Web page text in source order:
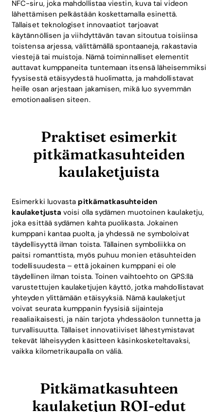
Blog
Download
NFC-siru, joka mahdollistaa viestin, kuva tai videon
lähettämisen pelkästään koskettamalla esinettä.
Tällaiset teknologiset innovaatiot tarjoavat
käytännöllisen ja viihdyttävän tavan sitoutua toisiinsa
toistensa arjessa, välittämällä spontaaneja, rakastavia
viestejä tai muistoja. Nämä toiminnalliset elementit
auttavat kumppaneita tuntemaan itsensä läheisemmiksi
fyysisestä etäisyydestä huolimatta, ja mahdollistavat
heille osan arjestaan jakamisen, mikä luo syvemmän
emotionaalisen siteen.
Praktiset esimerkit
pitkämatkasuhteiden
kaulaketjuista
Esimerkki luovasta pitkämatkasuhteiden
kaulaketjusta voisi olla sydämen muotoinen kaulaketju,
joka esittää sydämen kahta puolikasta. Jokainen
kumppani kantaa puolta, ja yhdessä ne symboloivat
täydellisyyttä ilman toista. Tällainen symboliikka on
paitsi romanttista, myös puhuu monien etäsuhteiden
todellisuudesta – että jokainen kumppani ei ole
täydellinen ilman toista. Toinen vaihtoehto on GPS:llä
varustettujen kaulaketjujen käyttö, jotka mahdollistavat
yhteyden ylittämään etäisyyksiä. Nämä kaulaketjut
voivat seurata kumppanin fyysisiä sijainteja
reaaliaikaisesti, ja näin tarjota yhdessäolon tunnetta ja
turvallisuutta. Tällaiset innovatiiviset lähestymistavat
tekevät läheisyyden käsitteen käsinkosketeltavaksi,
vaikka kilometrikaupalla on väliä.
Pitkämatkasuhteen
kaulaketjun ROI-edut